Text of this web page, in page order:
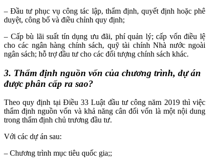
– Đầu tư phục vụ công tác lập, thẩm định, quyết định hoặc phê
duyệt, công bố và điều chỉnh quy định;
– Cấp bù lãi suất tín dụng ưu đãi, phí quản lý; cấp vốn điều lệ
cho các ngân hàng chính sách, quỹ tài chính Nhà nước ngoài
ngân sách; hỗ trợ đầu tư cho các đối tượng chính sách khác.
3. Thẩm định nguồn vốn của chương trình, dự án
được phân cấp ra sao?
Theo quy định tại Điều 33 Luật đầu tư công năm 2019 thì việc
thẩm địnhnguồn vốn và khả năng cân đối vốn là một nội dung
trong thẩm định chủ trương đầu tư.
Với các dự án sau:
– Chương trình mục tiêu quốc gia;;